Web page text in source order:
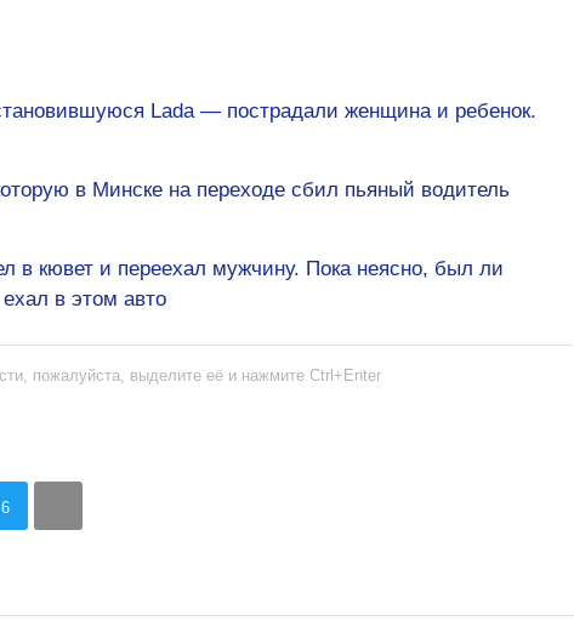
Lada — пострадали женщина и ребенок.
в Минске на переходе сбил пьяный водитель
в кювет и переехал мужчину. Пока неясно, был ли
в этом авто
пожалуйста, выделите её и нажмите Ctrl+Enter
6